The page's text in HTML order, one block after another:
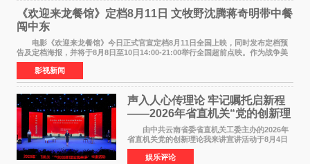
《欢迎来龙餐馆》定档8月11日 文牧野沈腾蒋奇明带中餐
闯中东
电影《欢迎来龙餐馆》今日正式官宣定档8月11日全国上映，同时发布定档预
告及定档海报，并将于8月8日至10日14:00-21:00举行全国超前点映。作为战争美
食大片，影片讲述的是中国厨师徐福（沈腾
影视新闻
声入人心传理论 牢记嘱托启新程
——2026年省直机关“党的创新理
论我来讲”宣讲活动圆满落幕
由中共云南省委省直机关工委主办的2026年
省直机关党的创新理论我来讲宣讲活动于8月4日
至5日在昆明举办。活动以 "牢记嘱托 感恩奋进
开创云南发展新局面 "为主题，坚持以新时代中国
娱乐评论